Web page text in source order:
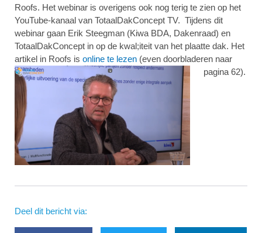
Roofs. Het webinar is overigens ook nog terig te zien op het
YouTube-kanaal van TotaalDakConcept TV. Tijdens dit
webinar gaan Erik Steegman (Kiwa BDA, Dakenraad) en
TotaalDakConcept in op de kwal;iteit van het plaatte dak. Het
artikel in Roofs is online te lezen (even doorbladeren naar
pagina 62).
Deel dit bericht via: